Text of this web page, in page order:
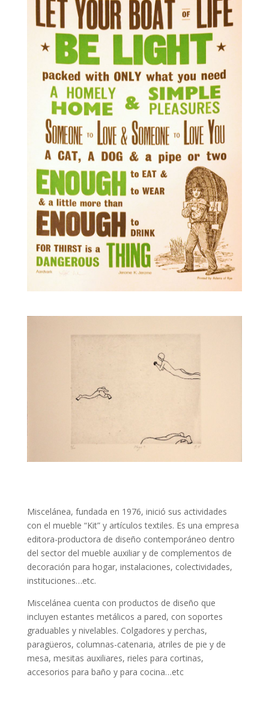
Miscelánea, fundada en 1976, inició sus actividades
con el mueble “Kit” y artículos textiles. Es una empresa
editora-productora de diseño contemporáneo dentro
del sector del mueble auxiliar y de complementos de
decoración para hogar, instalaciones, colectividades,
instituciones…etc.
Miscelánea cuenta con productos de diseño que
incluyen estantes metálicos a pared, con soportes
graduables y nivelables. Colgadores y perchas,
paragüeros, columnas-catenaria, atriles de pie y de
mesa, mesitas auxiliares, rieles para cortinas,
accesorios para baño y para cocina…etc